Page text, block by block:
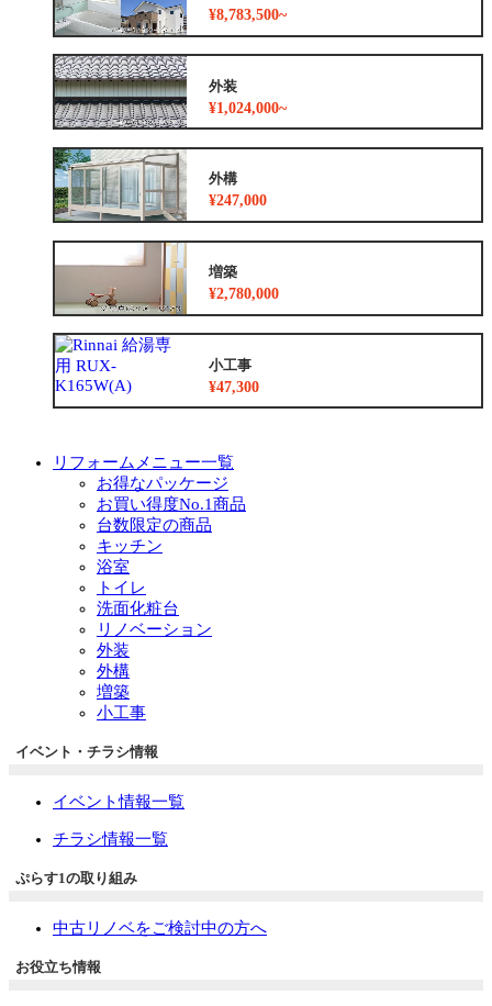
¥8,783,500~
外装
¥1,024,000~
外構
¥247,000
増築
¥2,780,000
小工事
¥47,300
リフォームメニュー一覧
お得なパッケージ
お買い得度No.1商品
台数限定の商品
キッチン
浴室
トイレ
洗面化粧台
リノベーション
外装
外構
増築
小工事
イベント・チラシ情報
イベント情報一覧
チラシ情報一覧
ぷらす1の取り組み
中古リノベをご検討中の方へ
お役立ち情報